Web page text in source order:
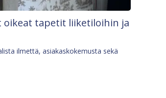
oikeat tapetit liiketiloihin ja
ilmettä, asiakaskokemusta sekä